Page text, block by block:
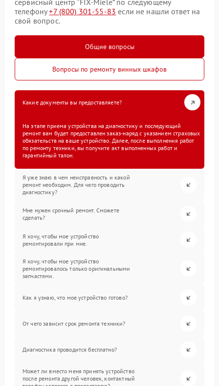
сервисный центр “FIX-Miele” по следующему
телефону+7 (800) 301-55-83 если не нашли ответ на
свой вопрос.
Общие вопросы
Вопросы по ремонту винных шкафов
Какие документы вы предоставляете?
На этапе приема устройства на диагностику и последующий
ремонт вам будет предоставлен заказ-наряд с указанием страховых
обязательств на ваше устройство. Далее, после выполнения работ
по ремонту техники, вы получите акт выполненных работ и
гарантийный талон.
Я уже знаю в чем неисправность и какой
ремонт необходим. Для чего проводить
диагностику?
Мне нужен срочный ремонт. Сможете
сделать?
Я хочу, чтобы мое устройство
ремонтировали при мне.
Я хочу, чтобы мое устройство
ремонтировалось только оригинальными
запчастями.
Как я узнаю, что мое устройство готово?
От чего зависит срок ремонта техники?
Диагностика проводится бесплатно?
Может ли вместо меня принять устройство
после ремонта другой человек, контактный